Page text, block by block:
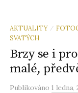
AKTUALITY /
SVATÝCH
Brzy se i
malé,
Publikováno 1 ledna,